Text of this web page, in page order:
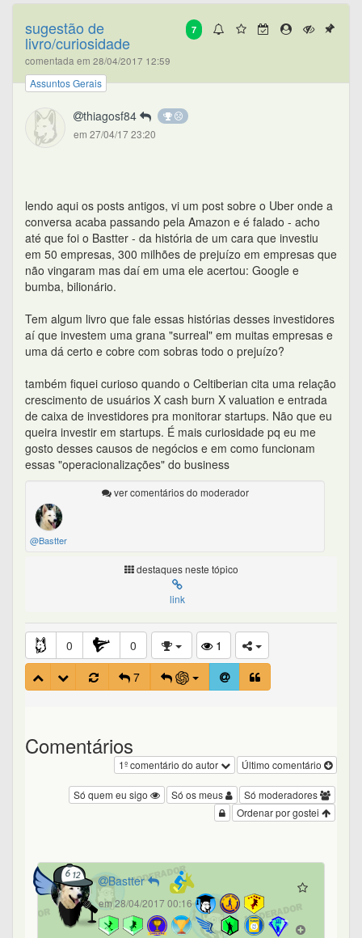
7
sugestão de
livro/curiosidade
comentada em 28/04/2017 12:59
Assuntos Gerais
thiagosf84
em 27/04/17 23:20
lendo aqui os posts antigos, vi um post sobre o Uber onde a
conversa acaba passando pela Amazon e é falado - acho
até que foi o Bastter - da história de um cara que investiu
em 50 empresas, 300 milhões de prejuízo em empresas que
não vingaram mas daí em uma ele acertou: Google e
bumba, bilionário.
Tem algum livro que fale essas histórias desses investidores
aí que investem uma grana "surreal" em muitas empresas e
uma dá certo e cobre com sobras todo o prejuízo?
também fiquei curioso quando o Celtiberian cita uma relação
crescimento de usuários X cash burn X valuation e entrada
de caixa de investidores pra monitorar startups. Não que eu
queira investir em startups. É mais curiosidade pq eu me
gosto desses causos de negócios e em como funcionam
essas "operacionalizações" do business
ver comentários do moderador
@Bastter
destaques neste tópico
link
0 0
1
7
Comentários
Último comentário
1º comentário do autor
Só moderadores
Só os meus
Só quem eu sigo
Ordenar por gostei
Bastter
em 28/04/2017 00:16